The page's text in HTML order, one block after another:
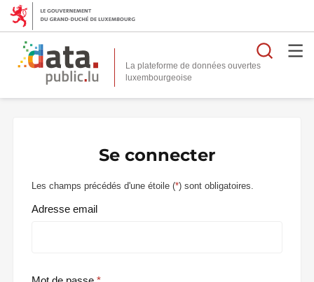
La plateforme de données ouvertes
Se connecter
Les champs précédés d'une étoile (*) sont obligatoires.
Adresse email